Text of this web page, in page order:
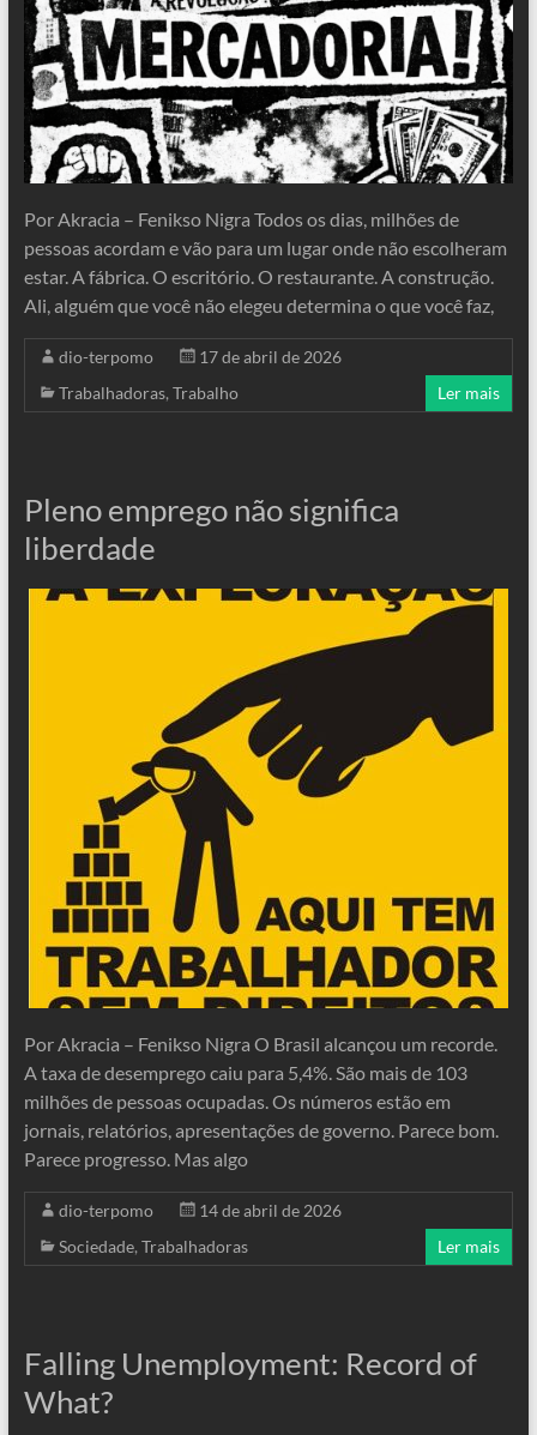
Por Akracia – Fenikso Nigra Todos os dias, milhões de
pessoas acordam e vão para um lugar onde não escolheram
estar. A fábrica. O escritório. O restaurante. A construção.
Ali, alguém que você não elegeu determina o que você faz,
dio-terpomo
17 de abril de 2026
Trabalhadoras, Trabalho Ler mais
Pleno emprego não significa
liberdade
Por Akracia – Fenikso Nigra O Brasil alcançou um recorde.
A taxa de desemprego caiu para 5,4%. São mais de 103
milhões de pessoas ocupadas. Os números estão em
jornais, relatórios, apresentações de governo. Parece bom.
Parece progresso. Mas algo
dio-terpomo
14 de abril de 2026
Sociedade, Trabalhadoras Ler mais
Falling Unemployment: Record of
What?